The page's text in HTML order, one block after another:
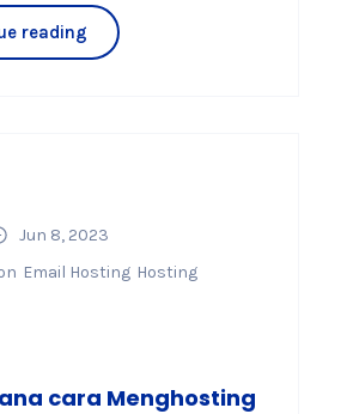
reading
Jun 8, 2023
Email Hosting Hosting
cara Menghosting